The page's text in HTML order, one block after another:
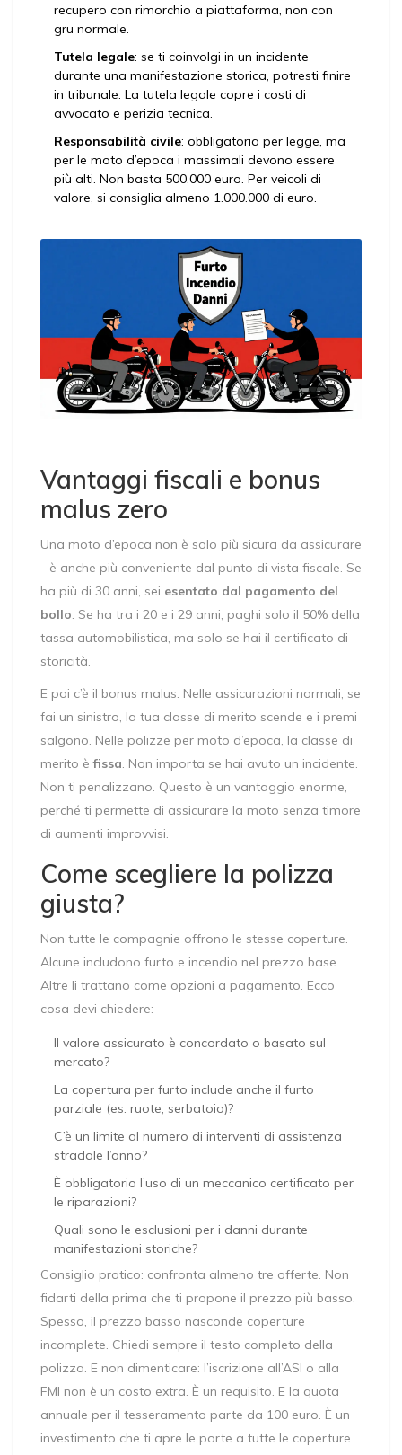
recupero con rimorchio a piattaforma, non con
gru normale.
Tutela legale: se ti coinvolgi in un incidente
durante una manifestazione storica, potresti finire
in tribunale. La tutela legale copre i costi di
avvocato e perizia tecnica.
Responsabilità civile: obbligatoria per legge, ma
per le moto d’epoca i massimali devono essere
più alti. Non basta 500.000 euro. Per veicoli di
valore, si consiglia almeno 1.000.000 di euro.
Vantaggi fiscali e bonus
malus zero
Una moto d’epoca non è solo più sicura da assicurare
- è anche più conveniente dal punto di vista fiscale. Se
ha più di 30 anni, sei esentato dal pagamento del
bollo. Se ha tra i 20 e i 29 anni, paghi solo il 50% della
tassa automobilistica, ma solo se hai il certificato di
storicità.
E poi c’è il bonus malus. Nelle assicurazioni normali, se
fai un sinistro, la tua classe di merito scende e i premi
salgono. Nelle polizze per moto d’epoca, la classe di
merito èfissa. Non importa se hai avuto un incidente.
Non ti penalizzano. Questo è un vantaggio enorme,
perché ti permette di assicurare la moto senza timore
di aumenti improvvisi.
Come scegliere la polizza
giusta?
Non tutte le compagnie offrono le stesse coperture.
Alcune includono furto e incendio nel prezzo base.
Altre li trattano come opzioni a pagamento. Ecco
cosa devi chiedere:
Il valore assicurato è concordato o basato sul
mercato?
La copertura per furto include anche il furto
parziale (es. ruote, serbatoio)?
C’è un limite al numero di interventi di assistenza
stradale l’anno?
È obbligatorio l’uso di un meccanico certificato per
le riparazioni?
Quali sono le esclusioni per i danni durante
manifestazioni storiche?
Consiglio pratico: confronta almeno tre offerte. Non
fidarti della prima che ti propone il prezzo più basso.
Spesso, il prezzo basso nasconde coperture
incomplete. Chiedi sempre il testo completo della
polizza. E non dimenticare: l’iscrizione all’ASI o alla
FMI non è un costo extra. È un requisito. E la quota
annuale per il tesseramento parte da 100 euro. È un
investimento che ti apre le porte a tutte le coperture